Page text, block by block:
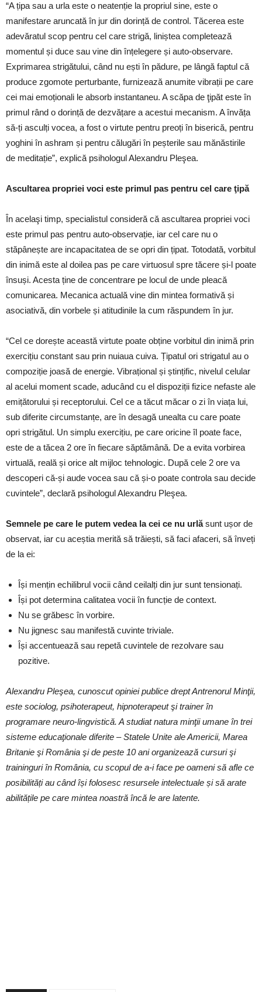
“A țipa sau a urla este o neatenție la propriul sine, este o
manifestare aruncată în jur din dorință de control. Tăcerea este
adevăratul scop pentru cel care strigă, liniștea completează
momentul și duce sau vine din înțelegere și auto-observare.
Exprimarea strigătului, când nu ești în pădure, pe lângă faptul că
produce zgomote perturbante, furnizează anumite vibrații pe care
cei mai emoționali le absorb instantaneu. A scăpa de ţipăt este în
primul rând o dorință de dezvățare a acestui mecanism. A învăța
să-ți asculți vocea, a fost o virtute pentru preoți în biserică, pentru
yoghini în ashram și pentru călugări în peșterile sau mănăstirile
de meditație”, explică psihologul Alexandru Pleşea.
Ascultarea propriei voci este primul pas pentru cel care ţipă
În acelaşi timp, specialistul consideră că ascultarea propriei voci
este primul pas pentru auto-observație, iar cel care nu o
stăpânește are incapacitatea de se opri din țipat. Totodată, vorbitul
din inimă este al doilea pas pe care virtuosul spre tăcere și-l poate
însuși. Acesta ține de concentrare pe locul de unde pleacă
comunicarea. Mecanica actuală vine din mintea formativă și
asociativă, din vorbele și atitudinile la cum răspundem în jur.
“Cel ce dorește această virtute poate obține vorbitul din inimă prin
exercițiu constant sau prin nuiaua cuiva. Țipatul ori strigatul au o
compoziție joasă de energie. Vibrațional și ștințific, nivelul celular
al acelui moment scade, aducând cu el dispoziții fizice nefaste ale
emițătorului și receptorului. Cel ce a tăcut măcar o zi în viața lui,
sub diferite circumstanțe, are în desagă unealta cu care poate
opri strigătul. Un simplu exercițiu, pe care oricine îl poate face,
este de a tăcea 2 ore în fiecare săptămână. De a evita vorbirea
virtuală, reală și orice alt mijloc tehnologic. După cele 2 ore va
descoperi că-și aude vocea sau că și-o poate controla sau decide
cuvintele”, declară psihologul Alexandru Pleşea.
Semnele pe care le putem vedea la cei ce nu urlăsunt ușor de
observat, iar cu aceștia merită să trăiești, să faci afaceri, să înveți
de la ei:
Își mențin echilibrul vocii când ceilalți din jur sunt tensionați.
Își pot determina calitatea vocii în funcție de context.
Nu se grăbesc în vorbire.
Nu jignesc sau manifestă cuvinte triviale.
Își accentuează sau repetă cuvintele de rezolvare sau
pozitive.
Alexandru Pleşea, cunoscut opiniei publice drept Antrenorul Minţii,
este sociolog, psihoterapeut, hipnoterapeut şi trainer în
programare neuro-lingvistică. A studiat natura minţii umane în trei
sisteme educaţionale diferite – Statele Unite ale Americii, Marea
Britanie şi România şi de peste 10 ani organizează cursuri şi
traininguri în România, cu scopul de a-i face pe oameni să afle ce
posibilități au când își folosesc resursele intelectuale și să arate
abilitățile pe care mintea noastră încă le are latente.